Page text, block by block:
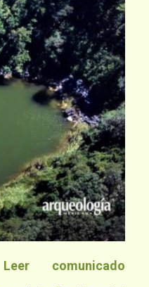
comunicado